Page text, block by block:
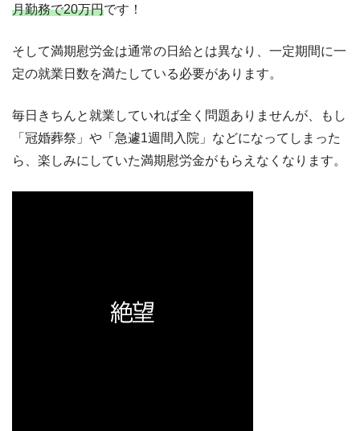
月勤務で20万円です！
そして満期慰労金は通常の日給とは異なり、一定期間に一
定の就業日数を満たしている必要があります。
毎日きちんと就業していれば全く問題ありませんが、もし
「冠婚葬祭」や「急遽1週間入院」などになってしまった
ら、楽しみにしていた満期慰労金がもらえなくなります。